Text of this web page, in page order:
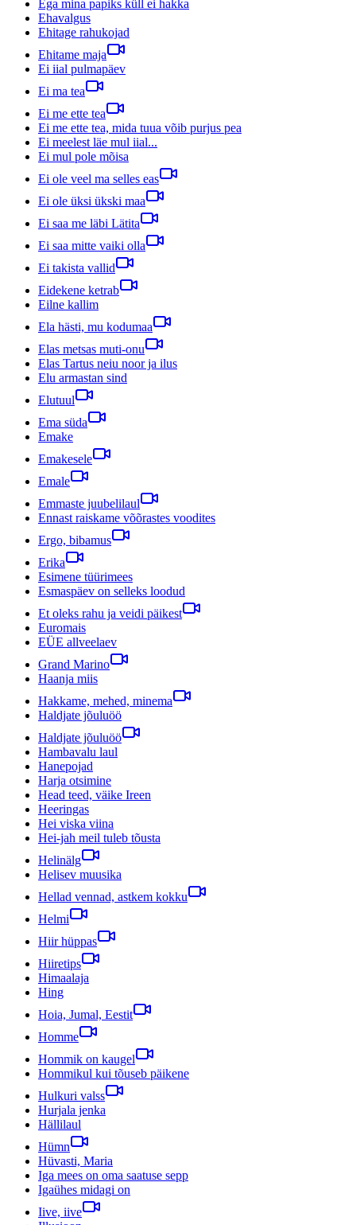
Ega mina papiks küll ei hakka
Ehavalgus
Ehitage rahukojad
Ehitame maja
Ei iial pulmapäev
Ei ma tea
Ei me ette tea
Ei me ette tea, mida tuua võib purjus pea
Ei meelest läe mul iial...
Ei mul pole mõisa
Ei ole veel ma selles eas
Ei ole üksi ükski maa
Ei saa me läbi Lätita
Ei saa mitte vaiki olla
Ei takista vallid
Eidekene ketrab
Eilne kallim
Ela hästi, mu kodumaa
Elas metsas muti-onu
Elas Tartus neiu noor ja ilus
Elu armastan sind
Elutuul
Ema süda
Emake
Emakesele
Emale
Emmaste juubelilaul
Ennast raiskame võõrastes voodites
Ergo, bibamus
Erika
Esimene tüürimees
Esmaspäev on selleks loodud
Et oleks rahu ja veidi päikest
Euromais
EÜE allveelaev
Grand Marino
Haanja miis
Hakkame, mehed, minema
Haldjate jõuluöö
Haldjate jõuluöö
Hambavalu laul
Hanepojad
Harja otsimine
Head teed, väike Ireen
Heeringas
Hei viska viina
Hei-jah meil tuleb tõusta
Helinälg
Helisev muusika
Hellad vennad, astkem kokku
Helmi
Hiir hüppas
Hiiretips
Himaalaja
Hing
Hoia, Jumal, Eestit
Homme
Hommik on kaugel
Hommikul kui tõuseb päikene
Hulkuri valss
Hurjala jenka
Hällilaul
Hümn
Hüvasti, Maria
Iga mees on oma saatuse sepp
Igaühes midagi on
Iive, iive